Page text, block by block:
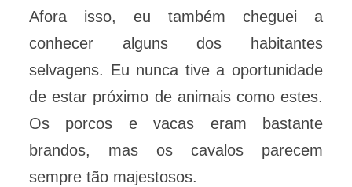
Afora isso, eu também cheguei a
conhecer alguns dos habitantes
selvagens. Eu nunca tive a oportunidade
de estar próximo de animais como estes.
Os porcos e vacas eram bastante
brandos, mas os cavalos parecem
sempre tão majestosos.